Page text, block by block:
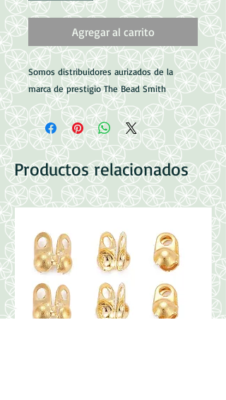
Agregar al carrito
Somos distribuidores aurizados de la
marca de prestigio The Bead Smith
Productos relacionados